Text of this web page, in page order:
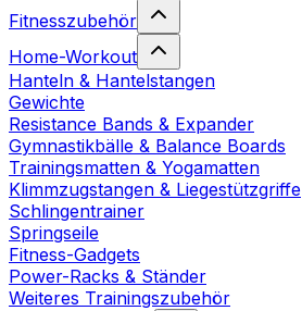
Fitnesszubehör
Home-Workout
Hanteln & Hantelstangen
Gewichte
Resistance Bands & Expander
Gymnastikbälle & Balance Boards
Trainingsmatten & Yogamatten
Klimmzugstangen & Liegestützgriffe
Schlingentrainer
Springseile
Fitness-Gadgets
Power-Racks & Ständer
Weiteres Trainingszubehör